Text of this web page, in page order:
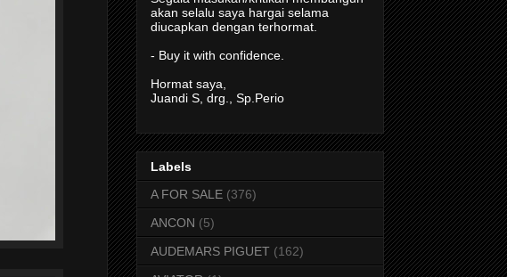
akan selalu saya hargai selama
diucapkan dengan terhormat.
- Buy it with confidence.
Hormat saya,
Juandi S, drg., Sp.Perio
Labels
A FOR SALE (376)
ANCON (5)
AUDEMARS PIGUET (162)